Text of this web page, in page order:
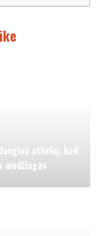
atliekų, kad
medžiagas